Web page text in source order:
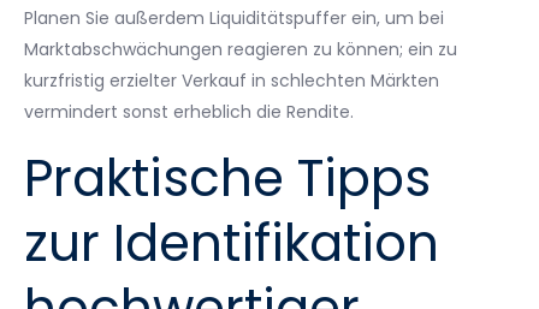
Planen Sie außerdem Liquiditätspuffer ein, um bei
Marktabschwächungen reagieren zu können; ein zu
kurzfristig erzielter Verkauf in schlechten Märkten
vermindert sonst erheblich die Rendite.
Praktische Tipps
zur Identifikation